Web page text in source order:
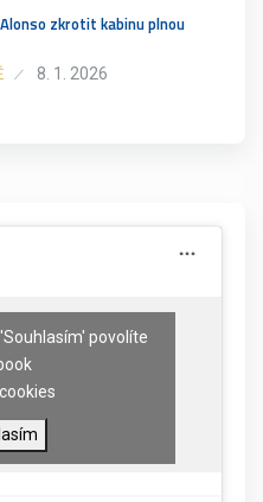
zkrotit kabinu plnou
8. 1. 2026
povolíte